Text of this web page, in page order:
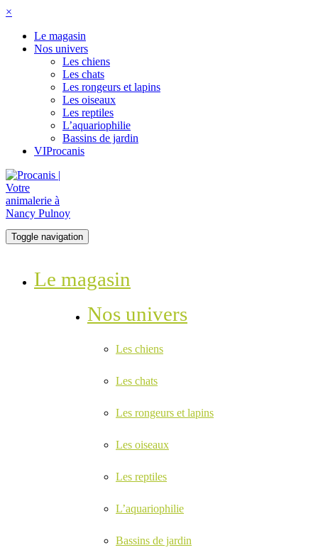
×
Le magasin
Nos univers
Les chiens
Les chats
Les rongeurs et lapins
Les oiseaux
Les reptiles
L’aquariophilie
Bassins de jardin
VIProcanis
Toggle navigation
Le magasin
Nos univers
Les chiens
Les chats
Les rongeurs et lapins
Les oiseaux
Les reptiles
L’aquariophilie
Bassins de jardin